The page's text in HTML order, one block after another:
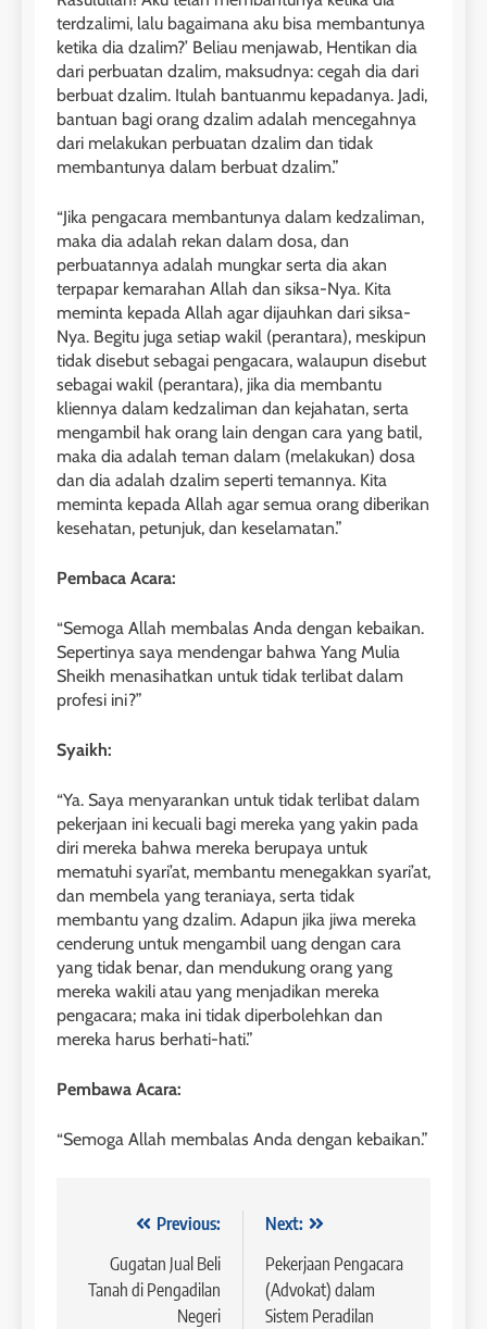
terdzalimi, lalu bagaimana aku bisa membantunya
ketika dia dzalim?’ Beliau menjawab, Hentikan dia
dari perbuatan dzalim, maksudnya: cegah dia dari
berbuat dzalim. Itulah bantuanmu kepadanya. Jadi,
bantuan bagi orang dzalim adalah mencegahnya
dari melakukan perbuatan dzalim dan tidak
membantunya dalam berbuat dzalim.”
“Jika pengacara membantunya dalam kedzaliman,
maka dia adalah rekan dalam dosa, dan
perbuatannya adalah mungkar serta dia akan
terpapar kemarahan Allah dan siksa-Nya. Kita
meminta kepada Allah agar dijauhkan dari siksa-
Nya. Begitu juga setiap wakil (perantara), meskipun
tidak disebut sebagai pengacara, walaupun disebut
sebagai wakil (perantara), jika dia membantu
kliennya dalam kedzaliman dan kejahatan, serta
mengambil hak orang lain dengan cara yang batil,
maka dia adalah teman dalam (melakukan) dosa
dan dia adalah dzalim seperti temannya. Kita
meminta kepada Allah agar semua orang diberikan
kesehatan, petunjuk, dan keselamatan.”
Pembaca Acara:
“Semoga Allah membalas Anda dengan kebaikan.
Sepertinya saya mendengar bahwa Yang Mulia
Sheikh menasihatkan untuk tidak terlibat dalam
profesi ini?”
Syaikh:
“Ya. Saya menyarankan untuk tidak terlibat dalam
pekerjaan ini kecuali bagi mereka yang yakin pada
diri mereka bahwa mereka berupaya untuk
mematuhi syari’at, membantu menegakkan syari’at,
dan membela yang teraniaya, serta tidak
membantu yang dzalim. Adapun jika jiwa mereka
cenderung untuk mengambil uang dengan cara
yang tidak benar, dan mendukung orang yang
mereka wakili atau yang menjadikan mereka
pengacara; maka ini tidak diperbolehkan dan
mereka harus berhati-hati.”
Pembawa Acara:
“Semoga Allah membalas Anda dengan kebaikan.”
Navigasi
pos
Previous:
Gugatan Jual Beli
Tanah di Pengadilan
Negeri
Next:
Pekerjaan Pengacara
(Advokat) dalam
Sistem Peradilan